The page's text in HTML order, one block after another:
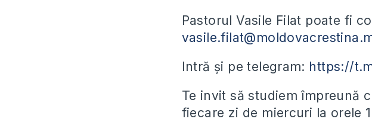
Pastorul Vasile Filat poate fi
Intră și pe telegram: https://
Te invit să studiem împreună
fiecare zi de miercuri la orele